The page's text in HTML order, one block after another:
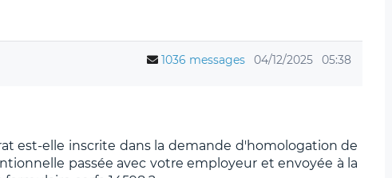
1036 messages 04/12/2025 05:38
est-elle inscrite dans la demande d'homologation de
passée avec votre employeur et envoyée à la